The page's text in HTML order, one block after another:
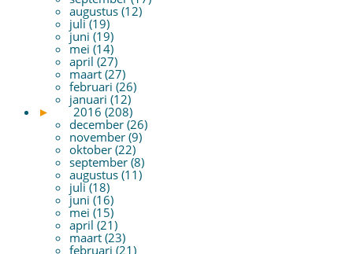
augustus (12)
juli (19)
juni (19)
mei (14)
april (27)
maart (27)
februari (26)
januari (12)
►
2016 (208)
december (26)
november (9)
oktober (22)
september (8)
augustus (11)
juli (18)
juni (16)
mei (15)
april (21)
maart (23)
februari (21)